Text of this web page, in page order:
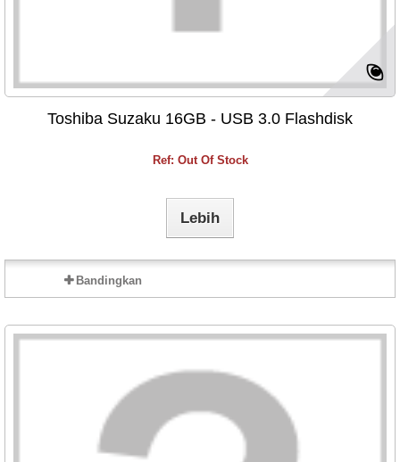
Toshiba Suzaku 16GB - USB 3.0 Flashdisk
Ref: Out Of Stock
Lebih
Bandingkan